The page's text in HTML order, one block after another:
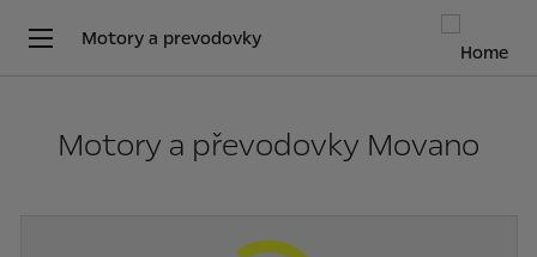
Motory a prevodovky
Motory a převodovky Movano